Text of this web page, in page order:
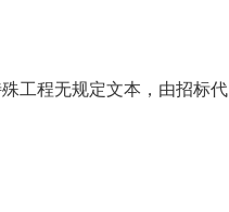
工程无规定文本，由招标代